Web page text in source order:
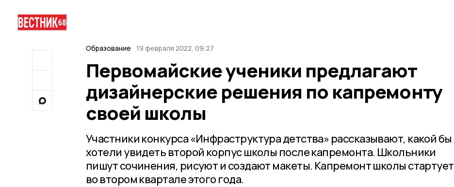
Образование 19 февраля 2022, 09:27
Первомайские ученики предлагают
дизайнерские решения по капремонту
своей школы
Участники конкурса «Инфраструктура детства» рассказывают, какой бы
хотели увидеть второй корпус школы после капремонта. Школьники
пишут сочинения, рисуют и создают макеты. Капремонт школы стартует
во втором квартале этого года.